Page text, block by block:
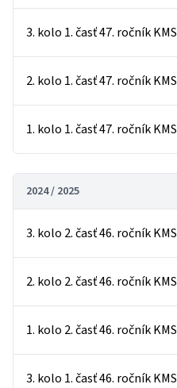
3. kolo 1. časť 47. ročník KMS
2. kolo 1. časť 47. ročník KMS
1. kolo 1. časť 47. ročník KMS
2024 / 2025
3. kolo 2. časť 46. ročník KMS
2. kolo 2. časť 46. ročník KMS
1. kolo 2. časť 46. ročník KMS
3. kolo 1. časť 46. ročník KMS